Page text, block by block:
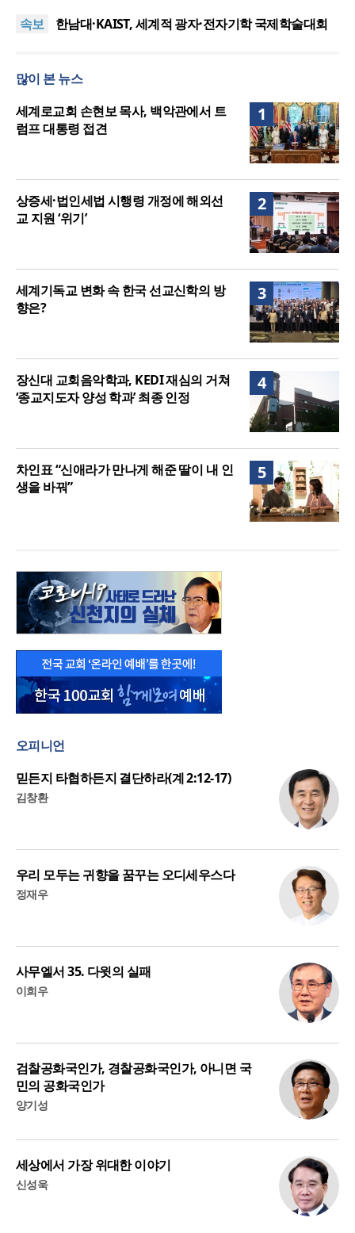
속보
‘포항집’ 발간
한남대·KAIST, 세계적 광자·전자기학 국제학술대회
음세대 위해 합심
[독자투고] 폭염 속 90세 노점 할머니 “나중에 물건 사
한동대 RISE사업단, 포항 죽도시장 담은 로컬 매거진
‘포항집’ 발간
많이 본 뉴스
1
세계로교회 손현보 목사, 백악관에서 트
럼프 대통령 접견
2
상증세·법인세법 시행령 개정에 해외선
교 지원 ‘위기’
3
세계기독교 변화 속 한국 선교신학의 방
향은?
4
장신대 교회음악학과, KEDI 재심의 거쳐
‘종교지도자 양성 학과’ 최종 인정
5
차인표 “신애라가 만나게 해준 딸이 내 인
생을 바꿔”
오피니언
믿든지 타협하든지 결단하라(계 2:12-17)
김창환
우리 모두는 귀향을 꿈꾸는 오디세우스다
정재우
사무엘서 35. 다윗의 실패
이희우
검찰공화국인가, 경찰공화국인가, 아니면 국
민의 공화국인가
양기성
세상에서 가장 위대한 이야기
신성욱